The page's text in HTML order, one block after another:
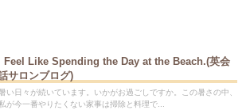
I Feel Like Spending the Day at the Beach.(英会
サロンブログ)
暑い日々が続いています。いかがお過ごしですか。この暑さの中、
が今一番やりたくない家事は掃除と料理で...